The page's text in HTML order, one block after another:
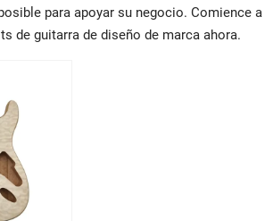
para apoyar su negocio. Comience a
de guitarra de diseño de marca ahora.